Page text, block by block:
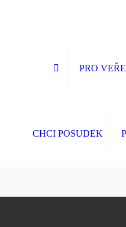
PRO
CHCI POSUDEK